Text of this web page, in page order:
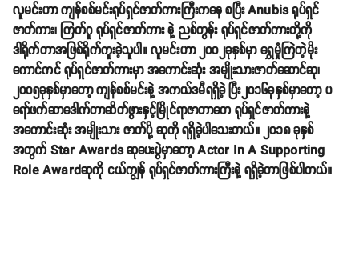
လူမင်းဟာ ကျန်စစ်မင်းရုပ်ရှင်ဇာတ်ကားကြီးကနေ စပြီး Anubis ရုပ်ရှင်
ဇာတ်ကား၊ ကြတ်ဂူ ရုပ်ရှင်ဇာတ်ကား နဲ့ ညစ်တွန်း ရုပ်ရှင်ဇာတ်ကားတို့ကို
ဒါရိုက်တာအဖြစ်ရိုက်ကူးခဲ့သူပါ။ လူမင်းဟာ ၂၀၀၂ခုနှစ်မှာ ရွှေမှုံကြဲတဲ့မိုး
ကောင်ကင် ရုပ်ရှင်ဇာတ်ကားမှာ အကောင်းဆုံး အမျိုးသားဇာတ်ဆောင်ဆု၊
၂၀၀၅ခုနှစ်မှာတော့ ကျန်စစ်မင်းနဲ့ အကယ်ဒမီရရှိခဲ့ ပြီး၂၀၁၆ခုနှစ်မှာတော့ ပ
ရော်ဖက်ဆာဒေါက်တာဆိတ်ဖွားနှင့်မြိုင်ရာဇာတာတေ ရုပ်ရှင်ဇာတ်ကားနဲ့
အကောင်းဆုံး အမျိုးသား ဇာတ်ပို့ ဆုကို ရရှိခဲ့ပါသေးတယ်။ ၂၀၁၈ ခုနှစ်
အတွက် Star Awards ဆုပေးပွဲမှာတော့ Actor In A Supporting
Role Awardဆုကို ငယ်ကျွန် ရုပ်ရှင်ဇာတ်ကားကြီးနဲ့ ရရှိခဲ့တာဖြစ်ပါတယ်။